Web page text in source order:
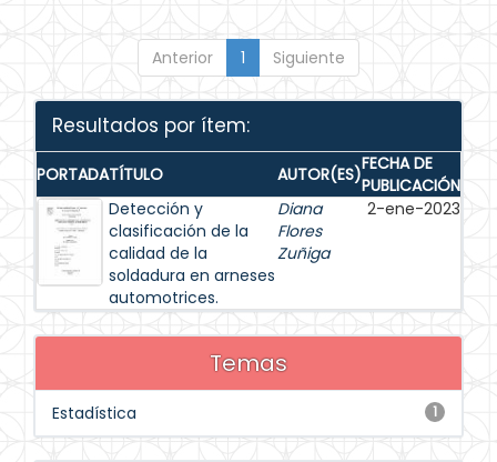
Anterior 1 Siguiente
Resultados por ítem:
PORTADATÍTULO AUTOR(ES)FECHA DE
PUBLICACIÓN
Detección y
clasificación de la
calidad de la
soldadura en arneses
automotrices.
Diana
Flores
Zuñiga
2-ene-2023
Temas
1
Estadística